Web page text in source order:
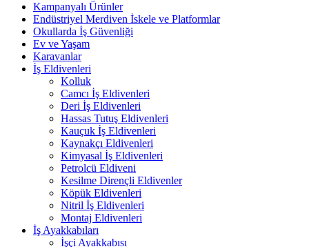
Kampanyalı Ürünler
Endüstriyel Merdiven İskele ve Platformlar
Okullarda İş Güvenliği
Ev ve Yaşam
Karavanlar
İş Eldivenleri
Kolluk
Camcı İş Eldivenleri
Deri İş Eldivenleri
Hassas Tutuş Eldivenleri
Kauçuk İş Eldivenleri
Kaynakçı Eldivenleri
Kimyasal İş Eldivenleri
Petrolcü Eldiveni
Kesilme Dirençli Eldivenler
Köpük Eldivenleri
Nitril İş Eldivenleri
Montaj Eldivenleri
İş Ayakkabıları
İşçi Ayakkabısı